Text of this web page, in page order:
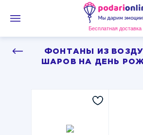
Бесплатная доставка
ФОНТАНЫ ИЗ
ШАРОВ НА ДЕНЬ